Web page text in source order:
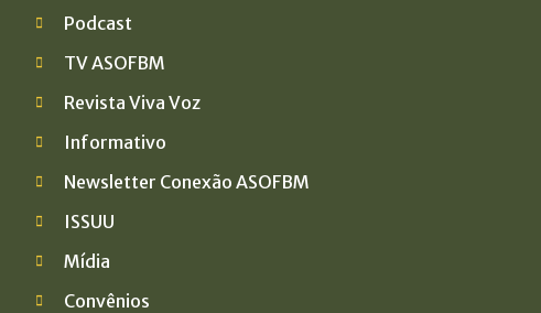
Podcast
TV ASOFBM
Revista Viva Voz
Informativo
Newsletter Conexão ASOFBM
ISSUU
Mídia
Convênios